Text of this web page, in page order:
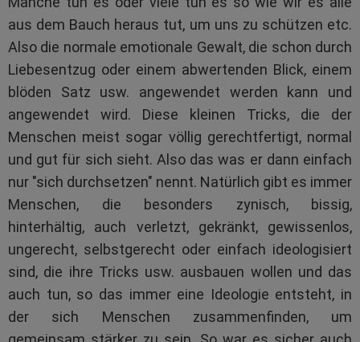
aus dem Bauch heraus tut, um uns zu schützen etc.
Also die normale emotionale Gewalt, die schon durch
Liebesentzug oder einem abwertenden Blick, einem
blöden Satz usw. angewendet werden kann und
angewendet wird. Diese kleinen Tricks, die der
Menschen meist sogar völlig gerechtfertigt, normal
und gut für sich sieht. Also das was er dann einfach
nur "sich durchsetzen" nennt. Natürlich gibt es immer
Menschen, die besonders zynisch, bissig,
hinterhältig, auch verletzt, gekränkt, gewissenlos,
ungerecht, selbstgerecht oder einfach ideologisiert
sind, die ihre Tricks usw. ausbauen wollen und das
auch tun, so das immer eine Ideologie entsteht, in
der sich Menschen zusammenfinden, um